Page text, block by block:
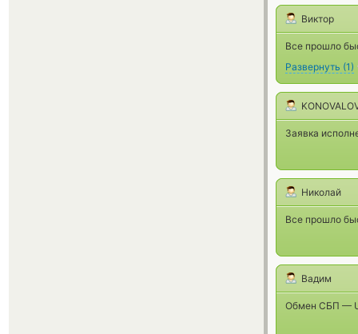
Виктор
Все прошло
Развернуть (1)
Заявка
Николай
Все прошло
Вадим
Обмен СБП —